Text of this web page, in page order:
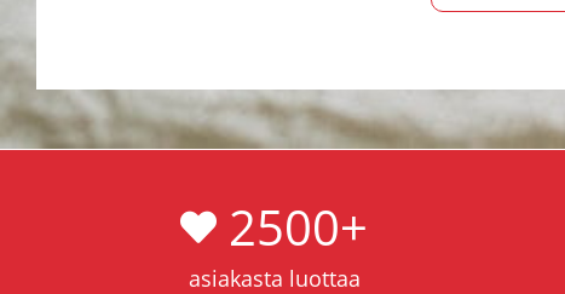
2500+
asiakasta luottaa